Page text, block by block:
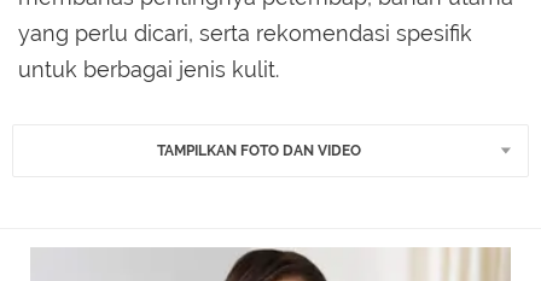
yang perlu dicari, serta rekomendasi spesifik
untuk berbagai jenis kulit.
TAMPILKAN FOTO DAN VIDEO